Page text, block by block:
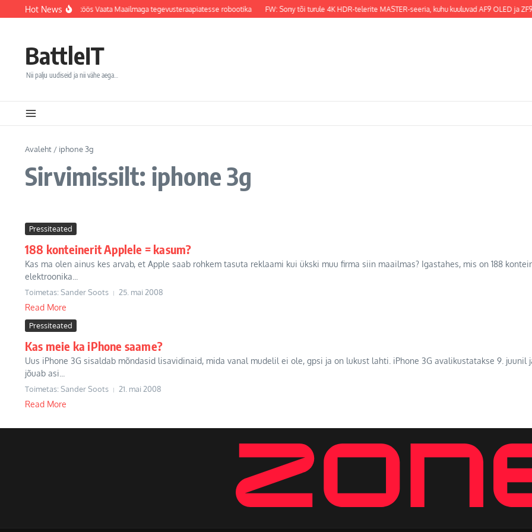
Sisu juurdeHot News
haigla integreerib koostöös Vaata Maailmaga tegevusteraapiatesse robootika FW: Sony tõi turule 4K HDR-telerite MASTER-seeria, kuhu kuuluvad AF9 OLED ja
BattleIT
Nii palju uudiseid ja nii vähe aega…
Avaleht / iphone 3g
Sirvimissilt: iphone 3g
Pressiteated
188 konteinerit Applele = kasum?
Kas ma olen ainus kes arvab, et Apple saab rohkem tasuta reklaami kui ükski muu firma siin maailmas? Igastahes, mis on 188
elektroonika...
Toimetas: Sander Soots 25. mai 2008
Read More
Pressiteated
Kas meie ka iPhone saame?
Uus iPhone 3G sisaldab mõndasid lisavidinaid, mida vanal mudelil ei ole, gpsi ja on lukust lahti. iPhone 3G avalikustatakse 9. juunil
jõuab asi...
Toimetas: Sander Soots 21. mai 2008
Read More